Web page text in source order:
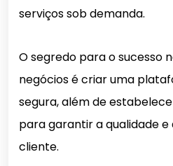
serviços sob demanda.
O segredo para o sucesso
negócios é criar uma
segura, além de
para garantir a qualidade e
cliente.